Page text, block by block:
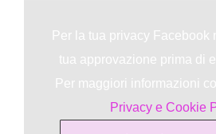
Per la tua privacy Facebook
tua approvazione prima di
Per maggiori informazioni
Privacy e Cookie